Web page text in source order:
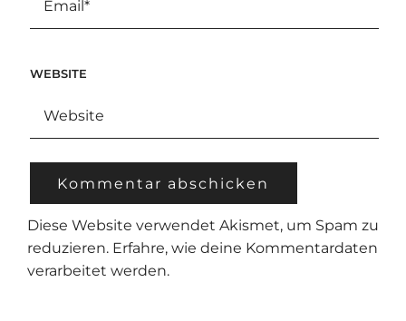
WEBSITE
Diese Website verwendet Akismet, um Spam zu
reduzieren. Erfahre, wie deine Kommentardaten
verarbeitet werden.